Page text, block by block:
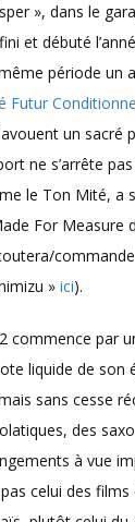
», dans le
et débuté
période un
Futur
un sacré
ne s’arrête
le Ton Mité, a
For Measure
» ici).
commence par
liquide de son
sans cesse
des
à vue
celui des films